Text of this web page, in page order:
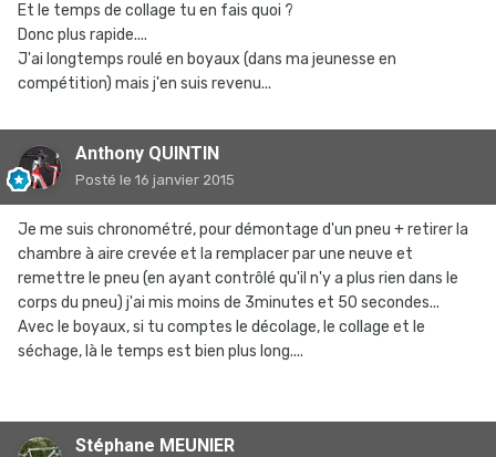
Et le temps de collage tu en fais quoi ?
Donc plus rapide....
J'ai longtemps roulé en boyaux (dans ma jeunesse en
compétition) mais j'en suis revenu...
Anthony QUINTIN
Posté le 16 janvier 2015
Je me suis chronométré, pour démontage d'un pneu + retirer la
chambre à aire crevée et la remplacer par une neuve et
remettre le pneu (en ayant contrôlé qu'il n'y a plus rien dans le
corps du pneu) j'ai mis moins de 3minutes et 50 secondes...
Avec le boyaux, si tu comptes le décolage, le collage et le
séchage, là le temps est bien plus long....
Stéphane MEUNIER